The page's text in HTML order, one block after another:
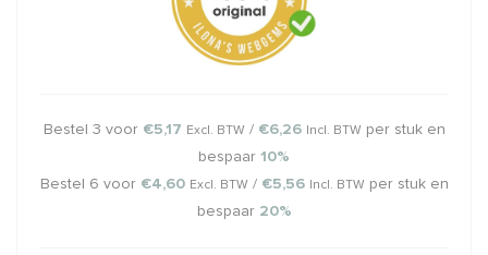
Bestel 3 voor €5,17 Excl. BTW / €6,26 Incl. BTW per stuk en
bespaar 10%
Bestel 6 voor €4,60 Excl. BTW / €5,56 Incl. BTW per stuk en
bespaar 20%